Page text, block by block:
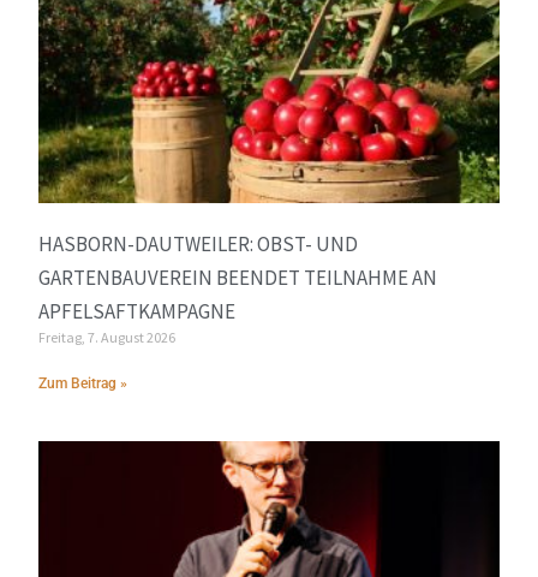
HASBORN-DAUTWEILER: OBST- UND
GARTENBAUVEREIN BEENDET TEILNAHME AN
APFELSAFTKAMPAGNE
Freitag, 7. August 2026
Zum Beitrag »